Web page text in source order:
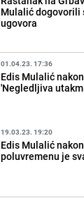
Mulalić dogovorili
ugovora
01.04.23. 17:36
Edis Mulalić
'Negledljiva
19.03.23. 19:20
Edis Mulalić
poluvremenu je